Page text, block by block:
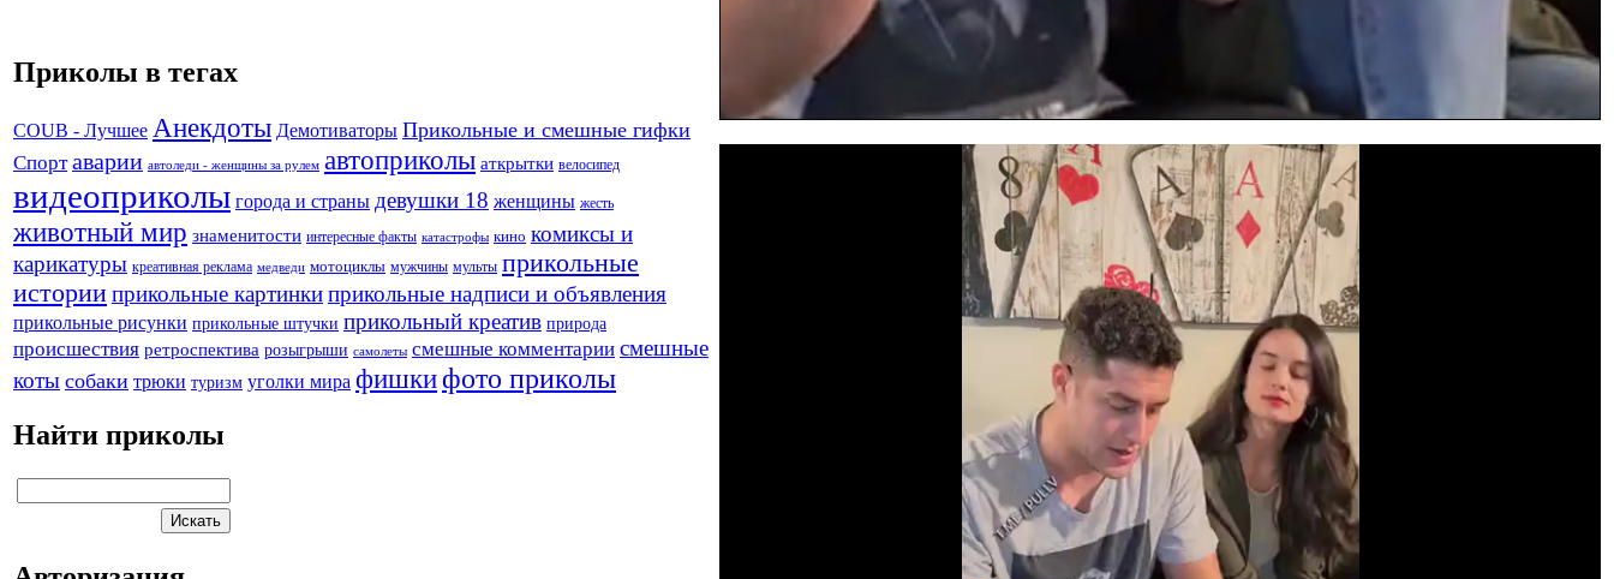
Приколы в тегах
COUB - Лучшее Анекдоты Демотиваторы Прикольные и смешные гифки
Спорт аварии автоледи - женщины за рулем автоприколы аткрытки велосипед
видеоприколы города и страны девушки 18 женщины жесть
животный мир знаменитости интересные факты катастрофы кино комиксы и
карикатуры креативная реклама медведи мотоциклы мужчины мульты прикольные
историиприкольные картинкиприкольные надписи и объявления
прикольные рисунки прикольные штучки прикольный креатив природа
происшествия ретроспектива розыгрыши самолеты смешные комментарии смешные
коты собаки трюки туризм уголки мира фишкифото приколы
Найти приколы